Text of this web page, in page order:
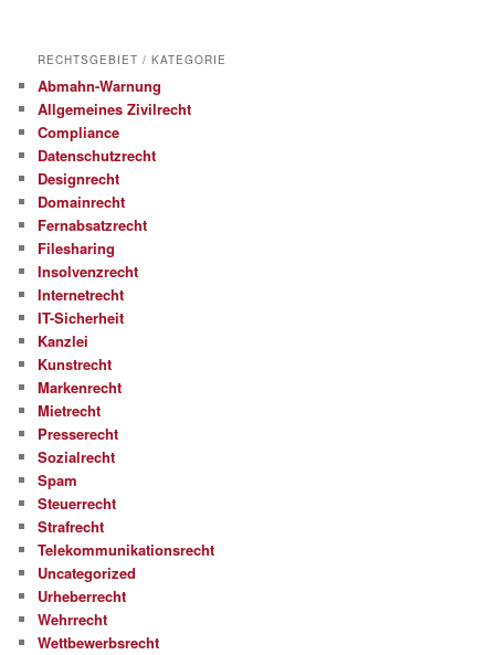
RECHTSGEBIET / KATEGORIE
Abmahn-Warnung
Allgemeines Zivilrecht
Compliance
Datenschutzrecht
Designrecht
Domainrecht
Fernabsatzrecht
Filesharing
Insolvenzrecht
Internetrecht
IT-Sicherheit
Kanzlei
Kunstrecht
Markenrecht
Mietrecht
Presserecht
Sozialrecht
Spam
Steuerrecht
Strafrecht
Telekommunikationsrecht
Uncategorized
Urheberrecht
Wehrrecht
Wettbewerbsrecht